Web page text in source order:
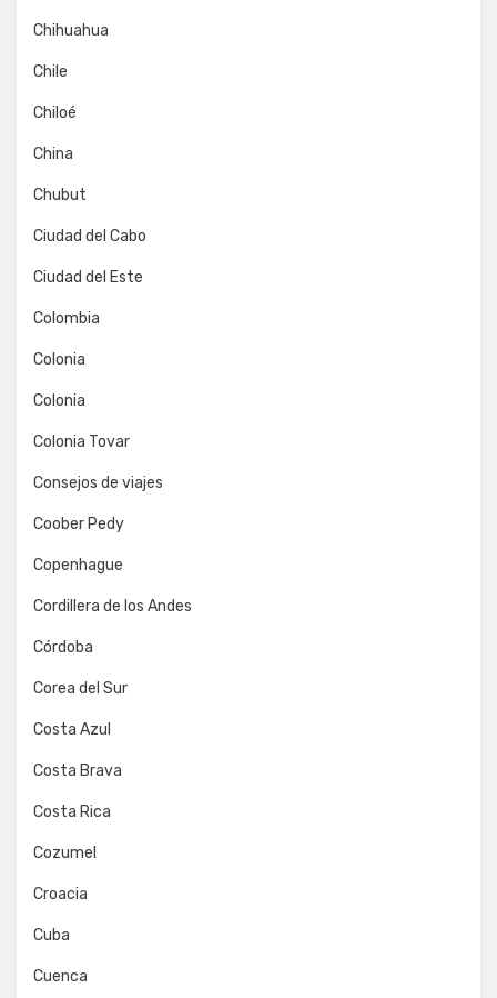
Chihuahua
Chile
Chiloé
China
Chubut
Ciudad del Cabo
Ciudad del Este
Colombia
Colonia
Colonia
Colonia Tovar
Consejos de viajes
Coober Pedy
Copenhague
Cordillera de los Andes
Córdoba
Corea del Sur
Costa Azul
Costa Brava
Costa Rica
Cozumel
Croacia
Cuba
Cuenca